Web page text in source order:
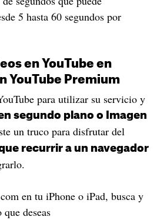
5 hasta 60 segundos por
en YouTube en
YouTube Premium
para utilizar su servicio y
segundo plano o Imagen
un truco para disfrutar del
recurrir a un navegador
en tu iPhone o iPad, busca y
deseas